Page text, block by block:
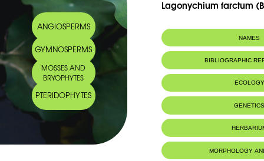
ANGIOSPERMS
GYMNOSPERMS
MOSSES AND
BRYOPHYTES
PTERIDOPHYTES
Lagonychium farctum
NAMES
BIBLIOGRAPHIC
ECOLOGY
Terrains à
-Bords de
MORPHOLOGY